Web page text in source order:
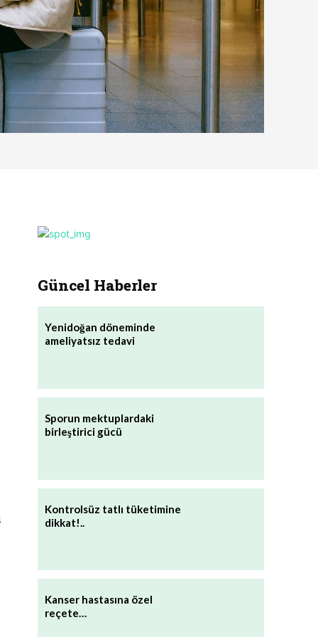
Güncel Haberler
Yenidoğan döneminde
ameliyatsız tedavi
Sporun mektuplardaki
birleştirici gücü
Kontrolsüz tatlı tüketimine
dikkat!..
Kanser hastasına özel
reçete…